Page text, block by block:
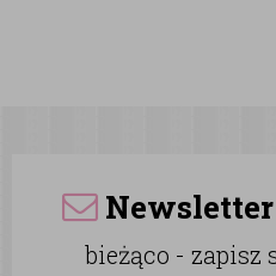
Newsletter
bieżąco - zapisz